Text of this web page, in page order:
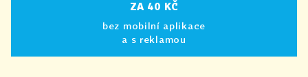
ZA 40 KČ
bez mobilní aplikace
a s reklamou